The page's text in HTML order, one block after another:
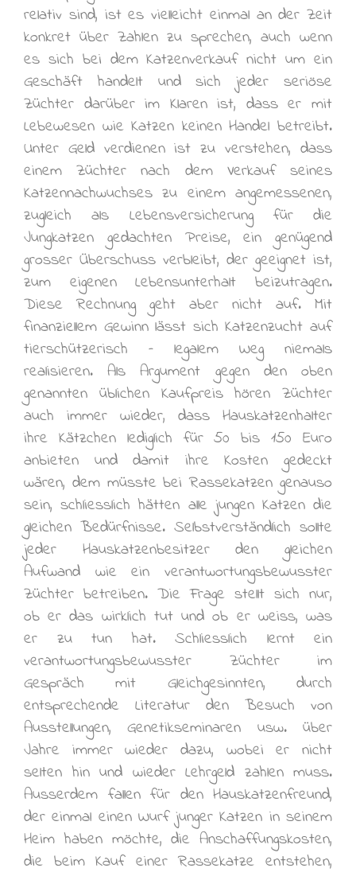
relativ sind, ist es vielleicht einmal an der Zeit
konkret über Zahlen zu sprechen, auch wenn
es sich bei dem Katzenverkauf nicht um ein
Geschäft handelt und sich jeder seriöse
Züchter darüber im Klaren ist, dass er mit
Lebewesen wie Katzen keinen Handel betreibt.
Unter Geld verdienen ist zu verstehen, dass
einem Züchter nach dem Verkauf seines
Katzennachwuchses zu einem angemessenen,
zugleich als Lebensversicherung für die
Jungkatzen gedachten Preise, ein genügend
grosser Überschuss verbleibt, der geeignet ist,
zum eigenen Lebensunterhalt beizutragen.
Diese Rechnung geht aber nicht auf. Mit
finanziellem Gewinn lässt sich Katzenzucht auf
tierschützerisch – legalem Weg niemals
realisieren. Als Argument gegen den oben
genannten üblichen Kaufpreis hören Züchter
auch immer wieder, dass Hauskatzenhalter
ihre Kätzchen lediglich für 50 bis 150 Euro
anbieten und damit ihre Kosten gedeckt
wären, dem müsste bei Rassekatzen genauso
sein, schliesslich hätten alle jungen Katzen die
gleichen Bedürfnisse. Selbstverständlich sollte
jeder Hauskatzenbesitzer den gleichen
Aufwand wie ein verantwortungsbewusster
Züchter betreiben. Die Frage stellt sich nur,
ob er das wirklich tut und ob er weiss, was
er zu tun hat. Schliesslich lernt ein
verantwortungsbewusster Züchter im
Gespräch mit Gleichgesinnten, durch
entsprechende Literatur den Besuch von
Ausstellungen, Genetikseminaren usw. über
Jahre immer wieder dazu, wobei er nicht
selten hin und wieder Lehrgeld zahlen muss.
Ausserdem fallen für den Hauskatzenfreund,
der einmal einen Wurf junger Katzen in seinem
Heim haben möchte, die Anschaffungskosten,
die beim Kauf einer Rassekatze entstehen,